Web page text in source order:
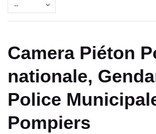
--
Camera Piéton
nationale,
Police
Pompiers